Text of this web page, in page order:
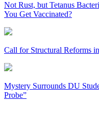
Not Rust, but Tetanus
You Get Vaccinated?
Call for Structural Reforms
Mystery Surrounds DU
Probe”